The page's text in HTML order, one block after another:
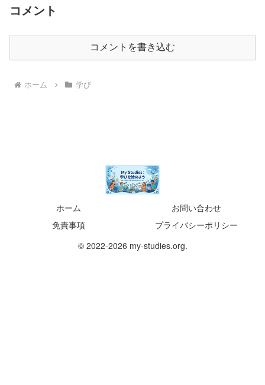
コメント
コメントを書き込む
ホーム 学び
ホーム
お問い合わせ
免責事項
プライバシーポリシー
© 2022-2026 my-studies.org.